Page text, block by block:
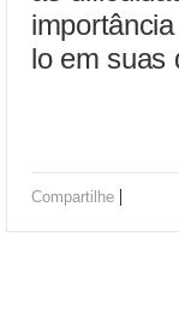
lo em suas
Compartilhe |